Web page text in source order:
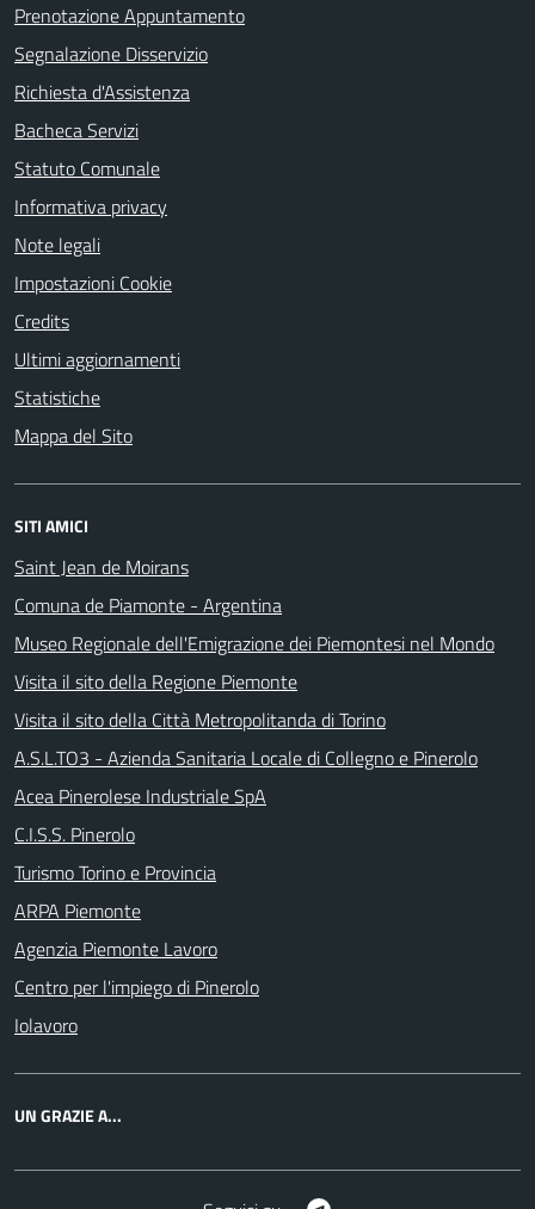
Prenotazione Appuntamento
Segnalazione Disservizio
Richiesta d'Assistenza
Bacheca Servizi
Statuto Comunale
Informativa privacy
Note legali
Impostazioni Cookie
Credits
Ultimi aggiornamenti
Statistiche
Mappa del Sito
SITI AMICI
Saint Jean de Moirans
Comuna de Piamonte - Argentina
Museo Regionale dell'Emigrazione dei Piemontesi nel Mondo
Visita il sito della Regione Piemonte
Visita il sito della Città Metropolitanda di Torino
A.S.L.TO3 - Azienda Sanitaria Locale di Collegno e Pinerolo
Acea Pinerolese Industriale SpA
C.I.S.S. Pinerolo
Turismo Torino e Provincia
ARPA Piemonte
Agenzia Piemonte Lavoro
Centro per l'impiego di Pinerolo
Iolavoro
UN GRAZIE A...